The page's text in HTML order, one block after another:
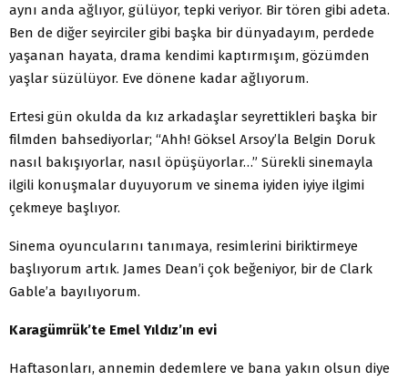
aynı anda ağlıyor, gülüyor, tepki veriyor. Bir tören gibi adeta.
Ben de diğer seyirciler gibi başka bir dünyadayım, perdede
yaşanan hayata, drama kendimi kaptırmışım, gözümden
yaşlar süzülüyor. Eve dönene kadar ağlıyorum.
Ertesi gün okulda da kız arkadaşlar seyrettikleri başka bir
filmden bahsediyorlar; “Ahh! Göksel Arsoy’la Belgin Doruk
nasıl bakışıyorlar, nasıl öpüşüyorlar…” Sürekli sinemayla
ilgili konuşmalar duyuyorum ve sinema iyiden iyiye ilgimi
çekmeye başlıyor.
Sinema oyuncularını tanımaya, resimlerini biriktirmeye
başlıyorum artık. James Dean’i çok beğeniyor, bir de Clark
Gable’a bayılıyorum.
Karagümrük’te Emel Yıldız’ın evi
Haftasonları, annemin dedemlere ve bana yakın olsun diye